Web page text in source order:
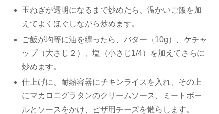
玉ねぎが透明になるまで炒めたら、温かいご飯を加
えてよくほぐしながら炒めます。
ご飯が均等に油を纏ったら、バター（10g）、ケチャ
ップ（大さじ２）、塩（小さじ1/4）を加えてさらに
炒めます。
仕上げに、耐熱容器にチキンライスを入れ、その上
にマカロニグラタンのクリームソース、ミートボー
ルとソースをかけ、ピザ用チーズを散らします。